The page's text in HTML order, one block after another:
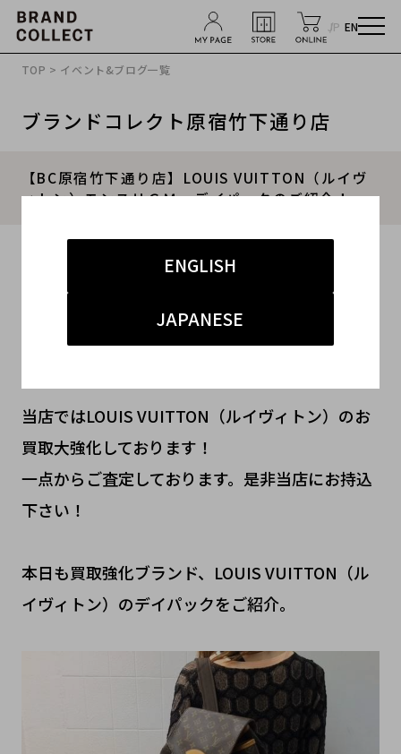
JP EN
ENGLISH
JAPANESE
TOP > イベント&ブログ一覧
ブランドコレクト原宿竹下通り店
【BC原宿竹下通り店】LOUIS VUITTON（ルイヴ
ィトン）モンスリＧＭ デイパックのご紹介！
東京都・渋谷区・原宿・青山・表参道エリアのブ
ランド・古着買取販売専門店
ブランドコレクト原宿（竹下通り）店です。
当店ではLOUIS VUITTON（ルイヴィトン）のお
買取大強化しております！
一点からご査定しております。是非当店にお持込
下さい！
本日も買取強化ブランド、LOUIS VUITTON（ル
イヴィトン）のデイパックをご紹介。